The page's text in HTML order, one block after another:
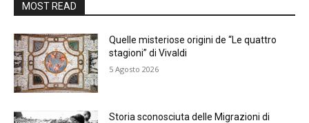
MOST READ
Quelle misteriose origini de “Le quattro
stagioni” di Vivaldi
5 Agosto 2026
Storia sconosciuta delle Migrazioni di